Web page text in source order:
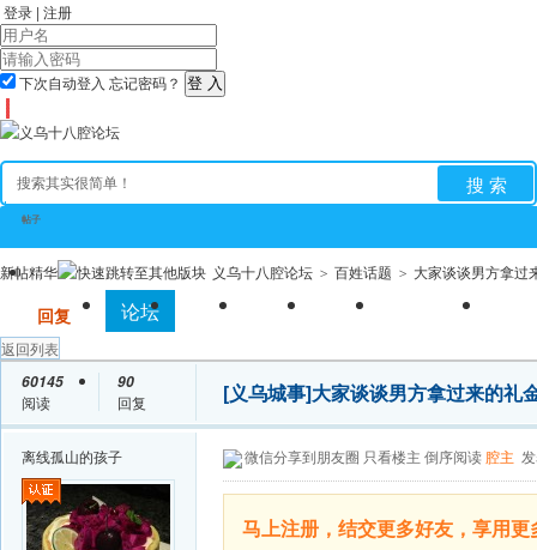
登录 | 注册
下次自动登入 忘记密码？
帖子
搜 索
全站首页 论坛 房产 相亲 亲子 求职招聘
新帖精华 义乌十八腔论坛 > 百姓话题 > 大家谈谈男方拿过
回复
返回列表
60145
阅读
90
回复
[义乌城事]大家谈谈男方拿过来的礼
离线孤山的孩子 微信分享到朋友圈 只看楼主 倒序阅读 腔主
马上注册，结交更多好友，享用